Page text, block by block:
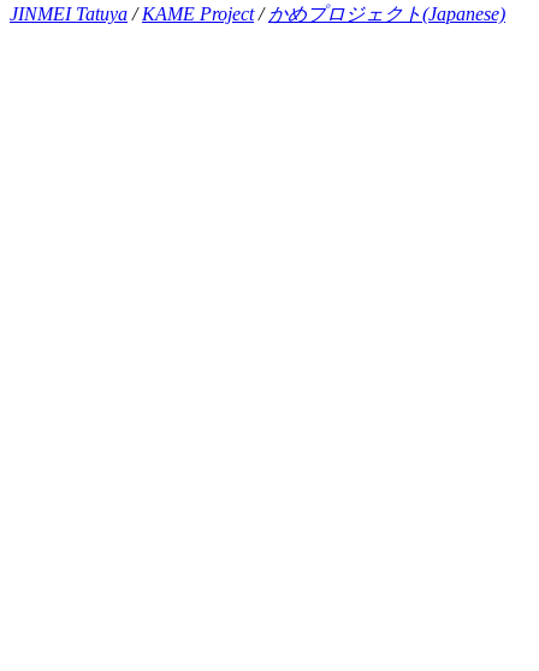
JINMEI Tatuya /KAME Project/ かめプロジェクト(Japanese)